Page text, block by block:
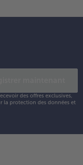
des offres exclusives,
la protection des données et